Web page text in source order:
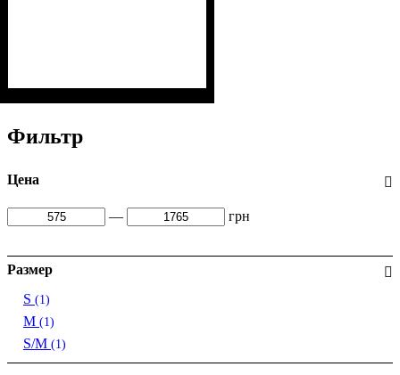
Фильтр
Цена
— грн
Размер
S (1)
M (1)
S/M (1)